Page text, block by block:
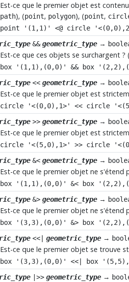
Est-ce que le premier objet est
path), (point, polygon), (point,
point '(1,1)' <@ circle
&& geometric_type →
Est-ce que ces objets se surchargent
box '(1,1),(0,0)' && box
<< geometric_type →
Est-ce que le premier objet est
circle '<(0,0),1>' << circle
>> geometric_type →
Est-ce que le premier objet est
circle '<(5,0),1>' >> circle
&< geometric_type →
Est-ce que le premier objet ne s'étend
box '(1,1),(0,0)' &< box
&> geometric_type →
Est-ce que le premier objet ne s'étend
box '(3,3),(0,0)' &> box
<<| geometric_type →
Est-ce que le premier objet se trouve
box '(3,3),(0,0)' <<| box
|>> geometric_type →